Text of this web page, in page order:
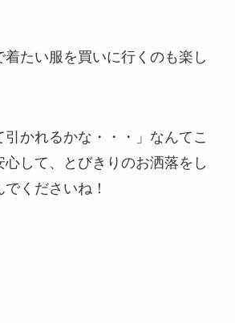
たい服を買いに行くのも楽し
引かれるかな・・・」なんてこ
心して、とびきりのお洒落をし
くださいね！